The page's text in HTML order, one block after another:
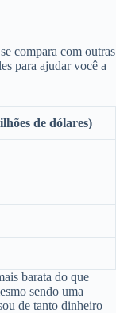
compara com outras
para ajudar você a
de dólares)
barata do que
sendo uma
de tanto dinheiro